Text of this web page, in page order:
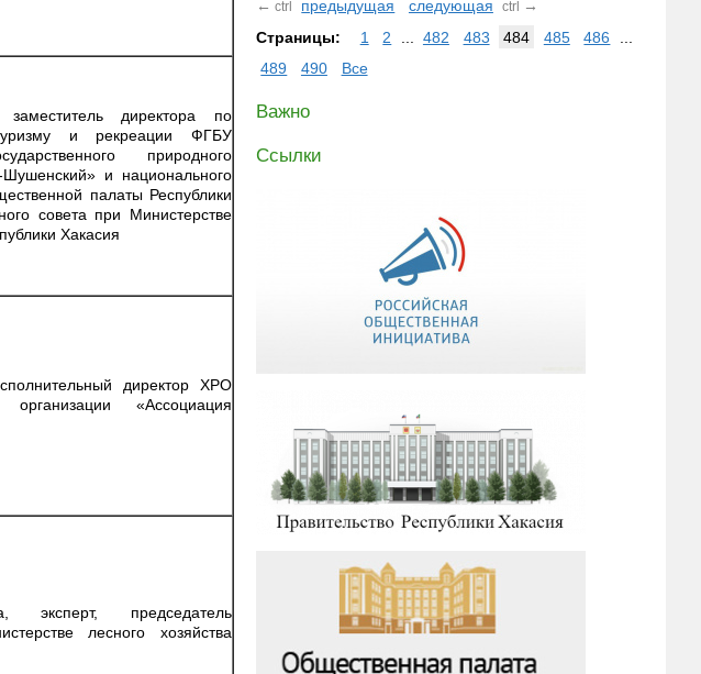
директора по
и рекреации ФГБУ
природного
и национального
палаты Республики
совета при Министерстве
Хакасия
директор ХРО
«Ассоциация
эксперт, председатель
лесного хозяйства
← ctrl предыдущая следующая ctrl →
Страницы:
1 2 482 483 484 485 486
489
490 Все
Важно
Ссылки